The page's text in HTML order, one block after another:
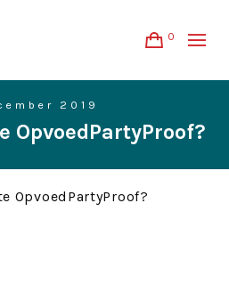
0
2019
OpvoedPartyProof?
OpvoedPartyProof?